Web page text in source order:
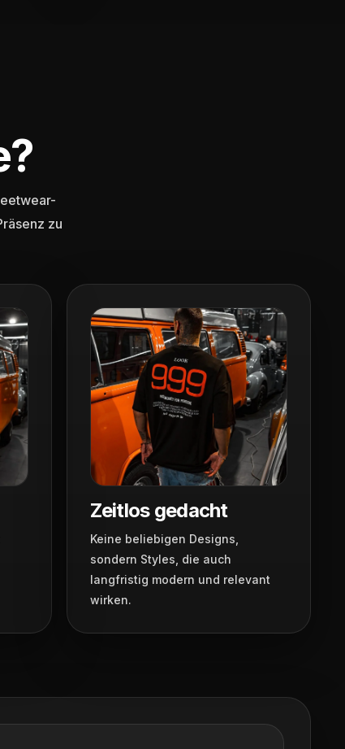
zu
Zeitlos gedacht
Keine beliebigen Designs,
sondern Styles, die auch
langfristig modern und relevant
wirken.